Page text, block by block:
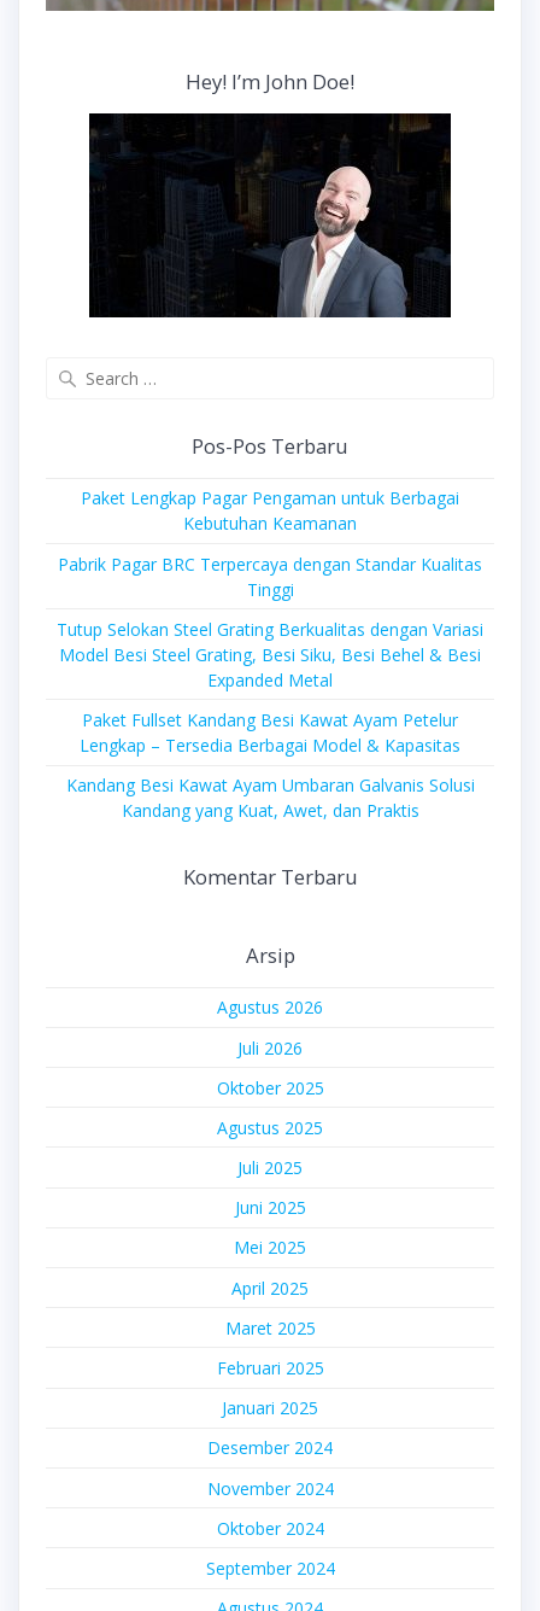
Hey! I’m John Doe!
Pos-Pos Terbaru
Paket Lengkap Pagar Pengaman untuk Berbagai
Kebutuhan Keamanan
Pabrik Pagar BRC Terpercaya dengan Standar Kualitas
Tinggi
Tutup Selokan Steel Grating Berkualitas dengan Variasi
Model Besi Steel Grating, Besi Siku, Besi Behel & Besi
Expanded Metal
Paket Fullset Kandang Besi Kawat Ayam Petelur
Lengkap – Tersedia Berbagai Model & Kapasitas
Kandang Besi Kawat Ayam Umbaran Galvanis Solusi
Kandang yang Kuat, Awet, dan Praktis
Komentar Terbaru
Arsip
Agustus 2026
Juli 2026
Oktober 2025
Agustus 2025
Juli 2025
Juni 2025
Mei 2025
April 2025
Maret 2025
Februari 2025
Januari 2025
Desember 2024
November 2024
Oktober 2024
September 2024